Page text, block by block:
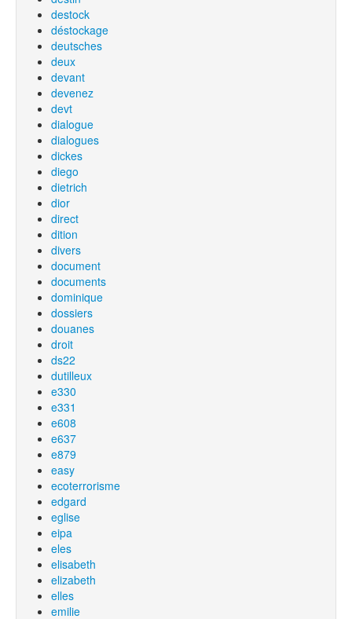
destock
déstockage
deutsches
deux
devant
devenez
devt
dialogue
dialogues
dickes
diego
dietrich
dior
direct
dition
divers
document
documents
dominique
dossiers
douanes
droit
ds22
dutilleux
e330
e331
e608
e637
e879
easy
ecoterrorisme
edgard
eglise
eipa
eles
elisabeth
elizabeth
elles
emilie